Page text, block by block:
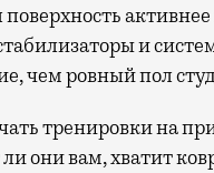
и
чем ровный пол
тренировки на
они вам, хватит